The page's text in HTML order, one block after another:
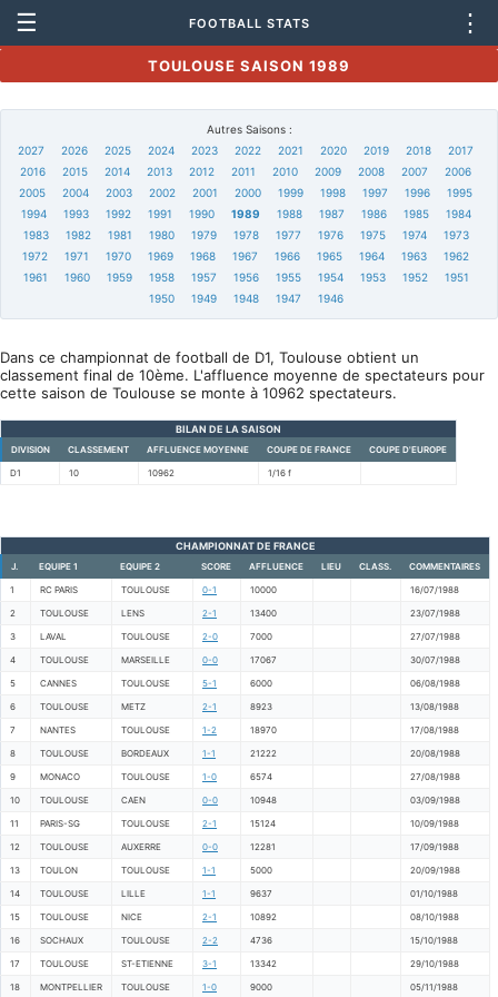
☰ FOOTBALL STATS ⋮
TOULOUSE SAISON 1989
Autres Saisons :
2027
2026 2025 2024 2023 2022 2021 2020 2019 2018
2017
2016
2015 2014 2013 2012 2011 2010 2009 2008 2007
2006
2005
2004 2003 2002 2001 2000 1999 1998 1997 1996
1995
1994
1993 1992 1991 1990 1989 1988 1987 1986 1985
1984
1983
1982 1981 1980 1979 1978 1977 1976 1975 1974
1973
1972
1971 1970 1969 1968 1967 1966 1965 1964 1963
1962
1961
1960 1959 1958 1957 1956 1955 1954 1953 1952
1951
1950
1949 1948 1947 1946
Dans ce championnat de football de D1, Toulouse obtient un
classement final de 10ème. L'affluence moyenne de spectateurs pour
cette saison de Toulouse se monte à 10962 spectateurs.
BILAN DE LA SAISON
DIVISION CLASSEMENT AFFLUENCE MOYENNE COUPE DE FRANCE COUPE D'EUROPE
D1 10 10962 1/16 f
CHAMPIONNAT DE FRANCE
J. EQUIPE 1 EQUIPE 2 SCORE AFFLUENCE LIEU CLASS. COMMENTAIRES
1 RC PARIS TOULOUSE 0-1 10000 16/07/1988
2 TOULOUSE LENS 2-1 13400 23/07/1988
3 LAVAL TOULOUSE 2-0 7000 27/07/1988
4 TOULOUSE MARSEILLE 0-0 17067 30/07/1988
5 CANNES TOULOUSE 5-1 6000 06/08/1988
6 TOULOUSE METZ 2-1 8923 13/08/1988
7 NANTES TOULOUSE 1-2 18970 17/08/1988
8 TOULOUSE BORDEAUX 1-1 21222 20/08/1988
9 MONACO TOULOUSE 1-0 6574 27/08/1988
10 TOULOUSE CAEN 0-0 10948 03/09/1988
11 PARIS-SG TOULOUSE 2-1 15124 10/09/1988
12 TOULOUSE AUXERRE 0-0 12281 17/09/1988
13 TOULON TOULOUSE 1-1 5000 20/09/1988
14 TOULOUSE LILLE 1-1 9637 01/10/1988
15 TOULOUSE NICE 2-1 10892 08/10/1988
16 SOCHAUX TOULOUSE 2-2 4736 15/10/1988
17 TOULOUSE ST-ETIENNE 3-1 13342 29/10/1988
18 MONTPELLIER TOULOUSE 1-0 9000 05/11/1988